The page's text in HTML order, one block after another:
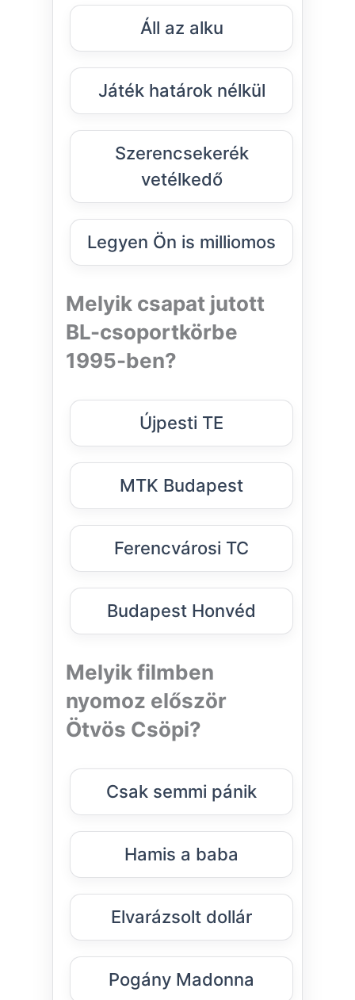
Áll az alku
Játék határok nélkül
Szerencsekerék
vetélkedő
Legyen Ön is milliomos
Melyik csapat jutott
BL-csoportkörbe
1995-ben?
Újpesti TE
MTK Budapest
Ferencvárosi TC
Budapest Honvéd
Melyik filmben
nyomoz először
Ötvös Csöpi?
Csak semmi pánik
Hamis a baba
Elvarázsolt dollár
Pogány Madonna